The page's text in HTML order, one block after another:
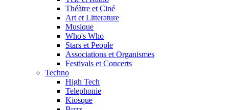
Théàtre et Ciné
Art et Litterature
Musique
Who's Who
Stars et People
Associations et Organismes
Festivals et Concerts
Techno
High Tech
Telephonie
Kiosque